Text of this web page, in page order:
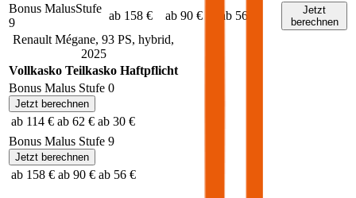
Bonus MalusStufe
9
ab 158 € ab 90 € ab 56 €
Jetzt
berechnen
Renault Mégane, 93 PS, hybrid,
2025
Vollkasko Teilkasko Haftpflicht
Bonus Malus Stufe 0
Jetzt berechnen
ab 114 € ab 62 € ab 30 €
Bonus Malus Stufe 9
Jetzt berechnen
ab 158 € ab 90 € ab 56 €